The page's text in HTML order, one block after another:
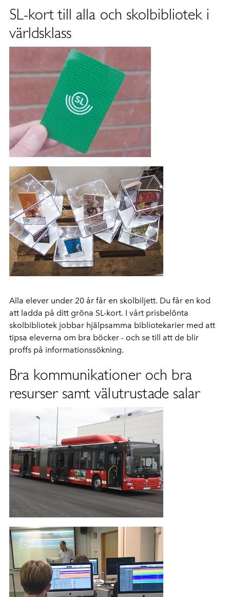
SL-kort till alla och skolbibliotek i
världsklass
Alla elever under 20 år får en skolbiljett. Du får en kod
att ladda på ditt gröna SL-kort. I vårt prisbelönta
skol bibliotek jobbar hjälpsamma bibliotekarier med att
tipsa eleverna om bra böcker - och se till att de blir
proffs på informationssökning.
Bra kommunikationer och bra
resurser samt välutrustade salar